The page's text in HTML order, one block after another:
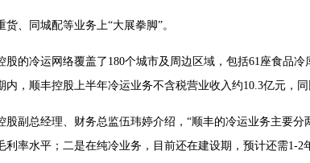
、同城配等业务上“大展拳脚”。
股的冷运网络覆盖了180个城市及周边区域，包括61座食品
，顺丰控股上半年冷运业务不含税营业收入约10.3亿元，同
股副总经理、财务总监伍玮婷介绍，“顺丰的冷运业务主要
利率水平；二是在纯冷业务，目前还在建设期，预计还需1-2